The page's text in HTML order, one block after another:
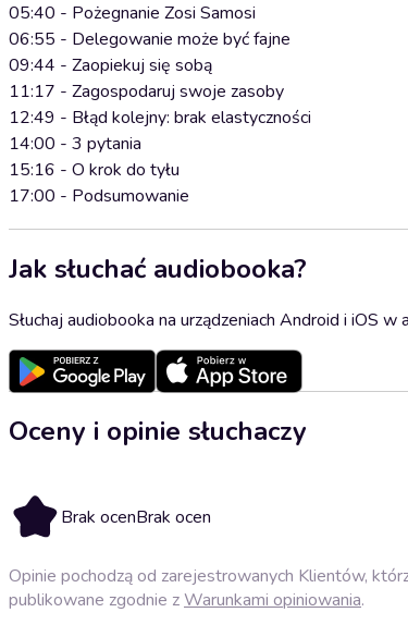
05:40 - Pożegnanie Zosi Samosi
06:55 - Delegowanie może być fajne
09:44 - Zaopiekuj się sobą
11:17 - Zagospodaruj swoje zasoby
12:49 - Błąd kolejny: brak elastyczności
14:00 - 3 pytania
15:16 - O krok do tyłu
17:00 - Podsumowanie
Jak słuchać audiobooka?
Słuchaj audiobooka na urządzeniach Android i iOS
Oceny i opinie słuchaczy
Brak ocenBrak ocen
Opinie pochodzą od zarejestrowanych Klientów,
publikowane zgodnie zWarunkami opiniowania.